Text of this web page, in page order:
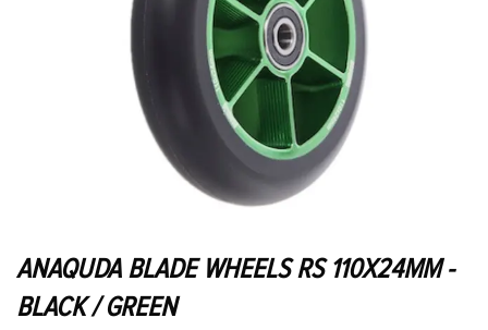
ANAQUDA BLADE WHEELS RS 110X24MM -
BLACK / GREEN